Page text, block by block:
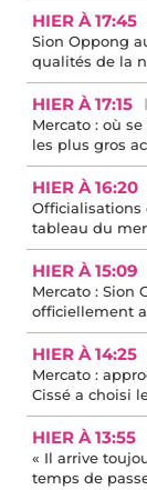
HIER À 17:45
Sion Oppong
qualités de la
HIER À 17:15
Mercato : où
les plus gros
HIER À 16:20
Officialisations
tableau du
HIER À 15:09
Mercato : Sion
officiellement
HIER À 14:25
Mercato :
Cissé a choisi
HIER À 13:55
« Il arrive
temps de